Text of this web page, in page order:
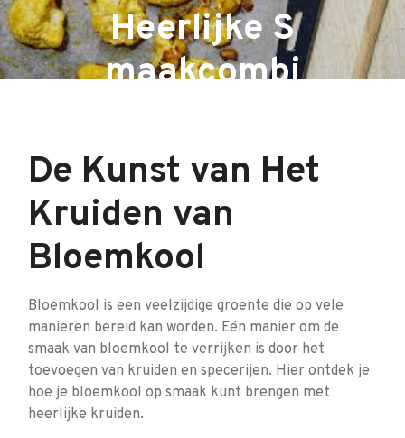
Heerlijke S
maakcombi
De Kunst van Het
Kruiden van
Bloemkool
Bloemkool is een veelzijdige groente die op vele
manieren bereid kan worden. Eén manier om de
smaak van bloemkool te verrijken is door het
toevoegen van kruiden en specerijen. Hier ontdek je
hoe je bloemkool op smaak kunt brengen met
heerlijke kruiden.